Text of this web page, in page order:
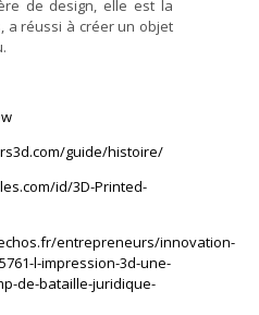
de design, elle est la
a réussi à créer un objet
guide/histoire/
id/3D-Printed-
entrepreneurs/innovation-
l-impression-3d-une-
de-bataille-juridique-